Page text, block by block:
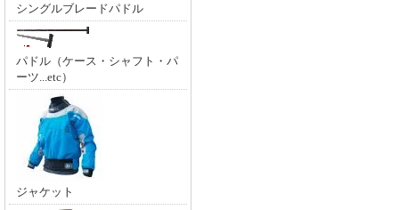
シングルブレードパドル
パドル（ケース・シャフト・パ
ーツ...etc）
ジャケット